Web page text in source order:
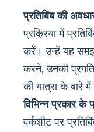
प्रतिबिंब की
प्रक्रिया में
करें। उन्हें यह
करने, उनकी
की यात्रा के बारे
विभिन्न प्रकार के
वर्कशीट पर